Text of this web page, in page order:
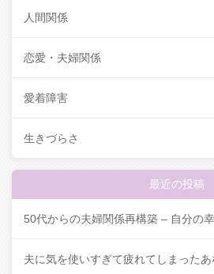
人間関係
恋愛・夫婦関係
愛着障害
生きづらさ
最近の投稿
50代からの夫婦関係再構築 – 自分の
夫に気を使いすぎて疲れてしまった